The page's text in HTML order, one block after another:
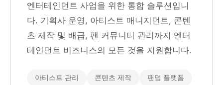
엔터테인먼트 사업을 위한 통합 솔루션입니
다. 기획사 운영, 아티스트 매니지먼트, 콘텐
츠 제작 및 배급, 팬 커뮤니티 관리까지 엔터
테인먼트 비즈니스의 모든 것을 지원합니다.
아티스트 관리 콘텐츠 제작 팬덤 플랫폼